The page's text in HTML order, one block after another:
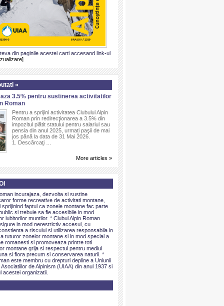
din paginile acestei carti accesand link-ul
»
3.5% pentru sustinerea activitatilor
Roman
Pentru a sprijini activitatea Clubului Alpin
Roman prin redirecţionarea a 3.5% din
impozitul plătit statului pentru salariul sau
pensia din anul 2025, urmați paşii de mai
jos până la data de 31 Mai 2026.
1. Descărcaţi …
More articles »
incurajaza, dezvolta si sustine
forme recreative de activitati montane,
faptul ca zonele montane fac parte
si trebuie sa fie accesibile in mod
iubitorilor muntilor. * Clubul Alpin Roman
in mod nerestrictiv accesul, cu
a riscului si utilizarea responsabila in
tuturor zonelor montane si in mod special a
romanesti si promoveaza printre toti
montane grija si respectul pentru mediul
si flora precum si conservarea naturii. *
este membru cu drepturi depline a Uniunii
de Alpinism (UIAA) din anul 1937 si
acestei organizatii.